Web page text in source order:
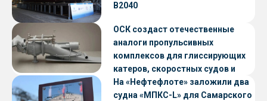
В2040
ОСК создаст отечественные
аналоги пропульсивных
комплексов для глиссирующих
катеров, скоростных судов и
судов с малой осадкой
На «Нефтефлоте» заложили два
судна «МПКС-L» для Самарского